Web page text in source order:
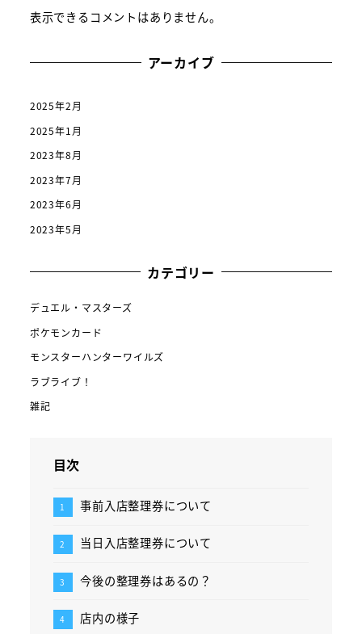
表示できるコメントはありません。
アーカイブ
2025年2月
2025年1月
2023年8月
2023年7月
2023年6月
2023年5月
カテゴリー
デュエル・マスターズ
ポケモンカード
モンスターハンターワイルズ
ラブライブ！
雑記
目次
事前入店整理券について
当日入店整理券について
今後の整理券はあるの？
店内の様子